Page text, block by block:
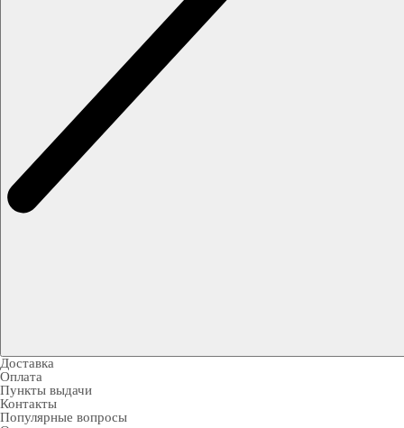
Доставка
Оплата
Пункты выдачи
Контакты
Популярные вопросы